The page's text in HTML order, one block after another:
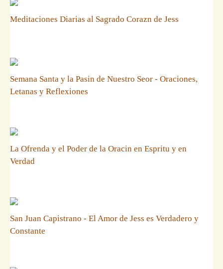
Meditaciones Diarias al Sagrado Corazn de Jess
Semana Santa y la Pasin de Nuestro Seor - Oraciones,
Letanas y Reflexiones
La Ofrenda y el Poder de la Oracin en Espritu y en
Verdad
San Juan Capistrano - El Amor de Jess es Verdadero y
Constante